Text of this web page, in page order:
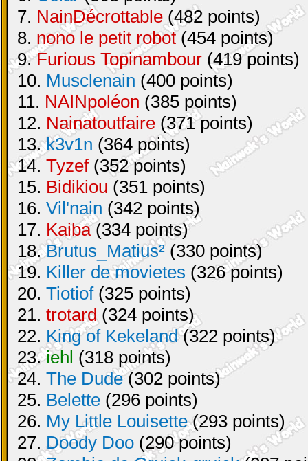
7. NainDécrottable (482 points)
8. nono le petit robot(454 points)
9.Furious Topinambour (419 points)
10. Musclenain (400 points)
11. NAINpoléon (385 points)
12. Nainatoutfaire (371 points)
13.k3v1n (364 points)
14. Tyzef(352 points)
15. Bidikiou (351 points)
16. Vil'nain (342 points)
17. Kaiba(334 points)
18.Brutus_Matius²(330 points)
19. Killer de movietes (326 points)
20. Tiotiof(325 points)
21. trotard(324 points)
22. King of Kekeland(322 points)
23.iehl (318 points)
24. The Dude(302 points)
25. Belette (296 points)
26. My Little Louisette(293 points)
27. Doody Doo (290 points)